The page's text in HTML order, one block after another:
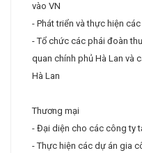
vào VN
- Phát triển và thực hiện
- Tổ chức các phái đoàn
quan chính phủ Hà Lan và
Hà Lan
Thương mại
- Đại diện cho các công ty
- Thực hiện các dự án gia